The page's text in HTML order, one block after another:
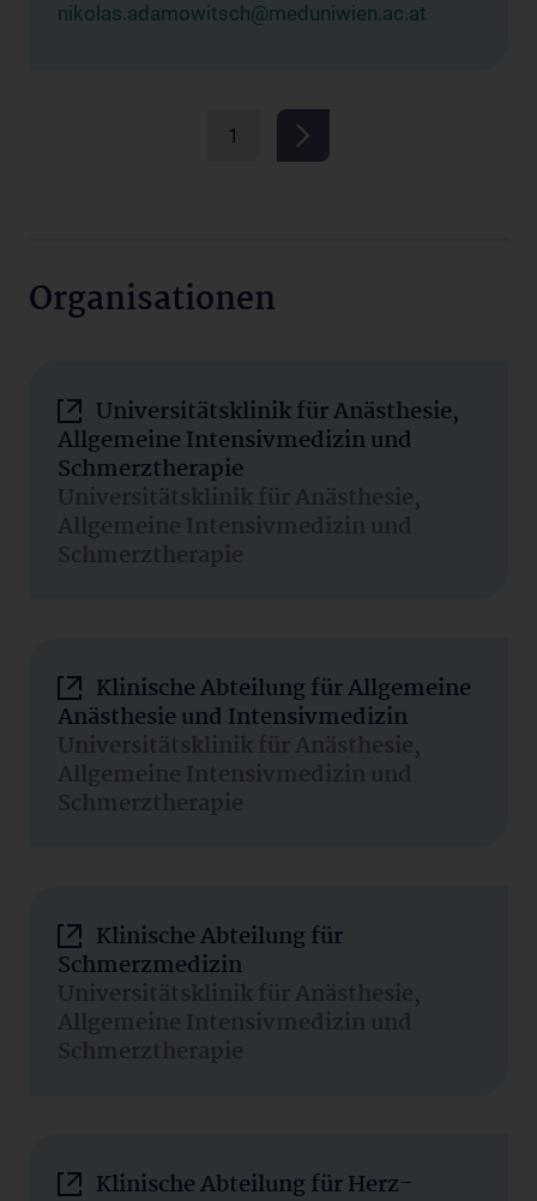
nikolas.adamowitsch@meduniwien.ac.at
1
Organisationen
Universitätsklinik für Anästhesie,
Allgemeine Intensivmedizin und
Schmerztherapie
Universitätsklinik für Anästhesie,
Allgemeine Intensivmedizin und
Schmerztherapie
Klinische Abteilung für Allgemeine
Anästhesie und Intensivmedizin
Universitätsklinik für Anästhesie,
Allgemeine Intensivmedizin und
Schmerztherapie
Klinische Abteilung für
Schmerzmedizin
Universitätsklinik für Anästhesie,
Allgemeine Intensivmedizin und
Schmerztherapie
Klinische Abteilung für Herz-